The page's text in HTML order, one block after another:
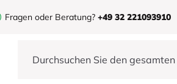
Fragen oder Beratung? +49 32 221093910